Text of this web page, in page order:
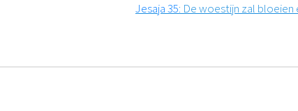
Jesaja 35: De woestijn zal bloeien